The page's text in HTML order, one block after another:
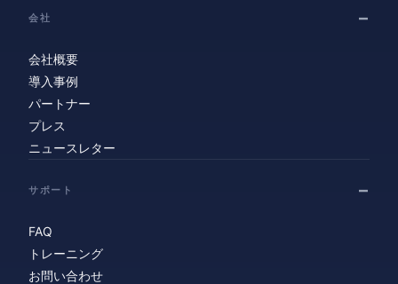
会社
会社概要
導入事例
パートナー
プレス
ニュースレター
サポート
FAQ
トレーニング
お問い合わせ